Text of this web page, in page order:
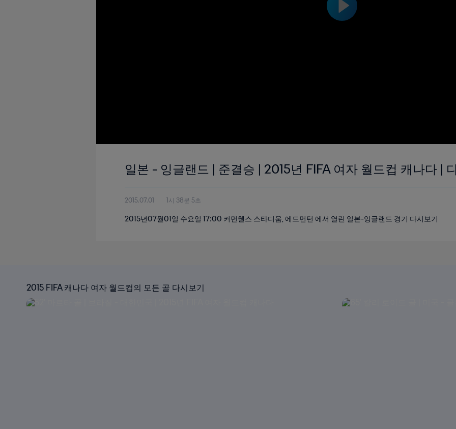
일본 - 잉글랜드 | 준결승 | 2015년 FIFA 여자 월드컵 캐나다 |
2015.07.01 1시 38분 5초
2015년07월01일 수요일 17:00 커먼웰스 스타디움, 에드먼턴 에서 열린 일본-잉글랜드 경기 다시보기
2015 FIFA 캐나다 여자 월드컵의 모든 골 다시보기